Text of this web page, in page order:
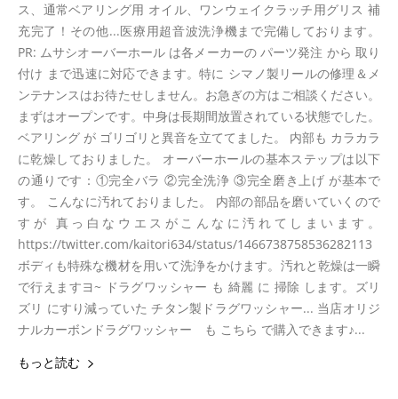
ス、通常ベアリング用 オイル、ワンウェイクラッチ用グリス 補
充完了！その他...医療用超音波洗浄機まで完備しております。
PR: ムサシオーバーホール は各メーカーの パーツ発注 から 取り
付け まで迅速に対応できます。特に シマノ製リールの修理＆メ
ンテナンスはお待たせしません。お急ぎの方はご相談ください。
まずはオープンです。中身は長期間放置されている状態でした。
ベアリング が ゴリゴリと異音を立ててました。 内部も カラカラ
に乾燥しておりました。 オーバーホールの基本ステップは以下
の通りです：①完全バラ ②完全洗浄 ③完全磨き上げ が基本で
す。 こんなに汚れておりました。 内部の部品を磨いていくので
すが 真っ白なウエスがこんなに汚れてしまいます。
https://twitter.com/kaitori634/status/1466738758536282113
ボディも特殊な機材を用いて洗浄をかけます。汚れと乾燥は一瞬
で行えますヨ~ ドラグワッシャー も 綺麗 に 掃除 します。ズリ
ズリ にすり減っていた チタン製ドラグワッシャー... 当店オリジ
ナルカーボンドラグワッシャー も こちら で購入できます♪...
もっと読む